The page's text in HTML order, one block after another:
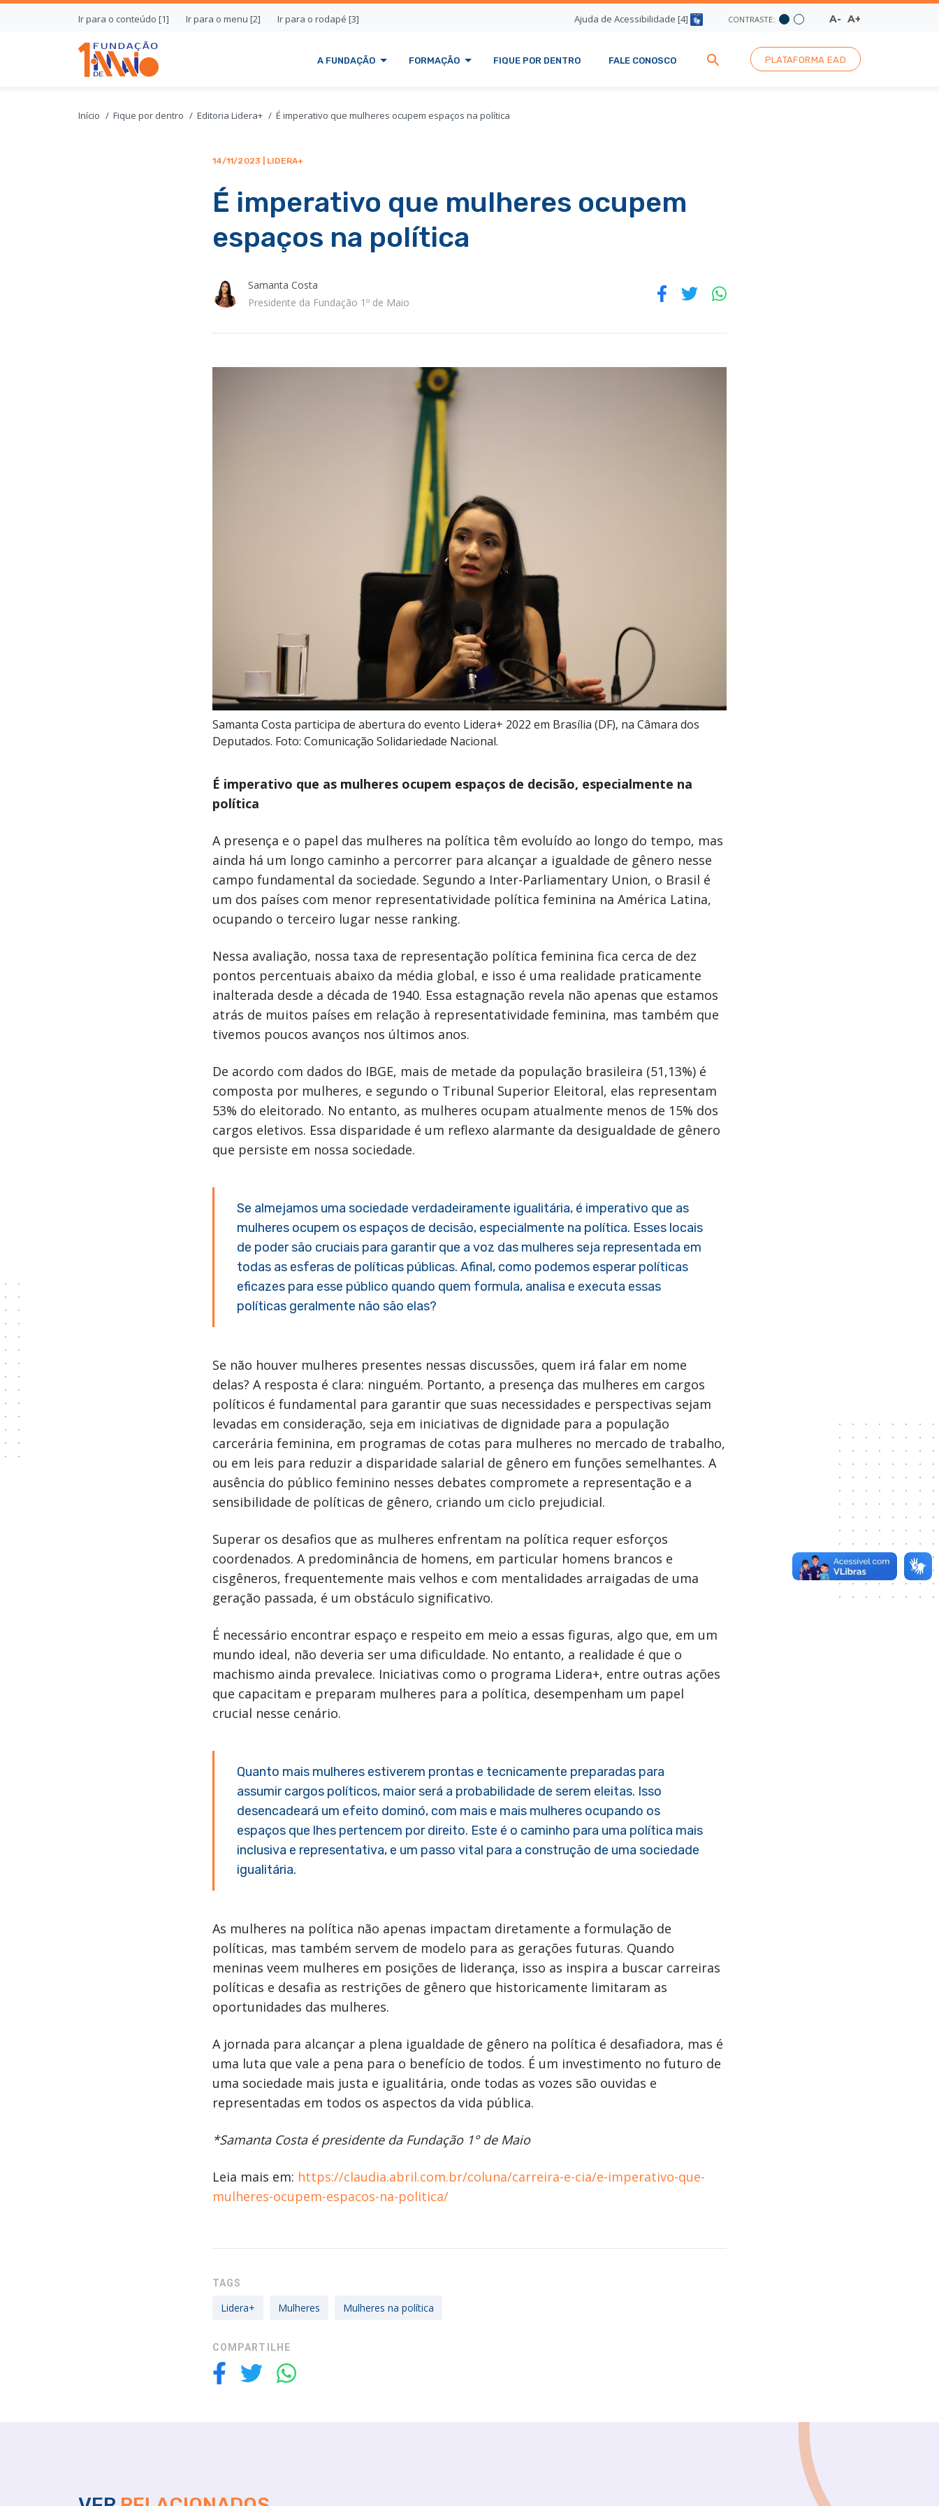
Ir para o conteúdo [1] Ir para o menu [2] Ir para o rodapé [3] Ajuda de Acessibilidade [4] CONTRASTE: A- A+
A FUNDAÇÃO FORMAÇÃO FIQUE POR DENTRO FALE CONOSCO PLATAFORMA EAD
Início Fique por dentro Editoria Lidera+ É imperativo que mulheres ocupem espaços na política
14/11/2023 | LIDERA+
É imperativo que mulheres ocupem
espaços na política
Samanta Costa
Presidente da Fundação 1º de Maio
Samanta Costa participa de abertura do evento Lidera+ 2022 em Brasília (DF), na Câmara dos
Deputados. Foto: Comunicação Solidariedade Nacional.
É imperativo que as mulheres ocupem espaços de decisão, especialmente na
política
A presença e o papel das mulheres na política têm evoluído ao longo do tempo, mas
ainda há um longo caminho a percorrer para alcançar a igualdade de gênero nesse
campo fundamental da sociedade. Segundo a Inter-Parliamentary Union, o Brasil é
um dos países com menor representatividade política feminina na América Latina,
ocupando o terceiro lugar nesse ranking.
Nessa avaliação, nossa taxa de representação política feminina fica cerca de dez
pontos percentuais abaixo da média global, e isso é uma realidade praticamente
inalterada desde a década de 1940. Essa estagnação revela não apenas que estamos
atrás de muitos países em relação à representatividade feminina, mas também que
tivemos poucos avanços nos últimos anos.
De acordo com dados do IBGE, mais de metade da população brasileira (51,13%) é
composta por mulheres, e segundo o Tribunal Superior Eleitoral, elas representam
53% do eleitorado. No entanto, as mulheres ocupam atualmente menos de 15% dos
cargos eletivos. Essa disparidade é um reflexo alarmante da desigualdade de gênero
que persiste em nossa sociedade.
Se almejamos uma sociedade verdadeiramente igualitária, é imperativo que as
mulheres ocupem os espaços de decisão, especialmente na política. Esses locais
de poder são cruciais para garantir que a voz das mulheres seja representada em
todas as esferas de políticas públicas. Afinal, como podemos esperar políticas
eficazes para esse público quando quem formula, analisa e executa essas
políticas geralmente não são elas?
Se não houver mulheres presentes nessas discussões, quem irá falar em nome
delas? A resposta é clara: ninguém. Portanto, a presença das mulheres em cargos
políticos é fundamental para garantir que suas necessidades e perspectivas sejam
levadas em consideração, seja em iniciativas de dignidade para a população
carcerária feminina, em programas de cotas para mulheres no mercado de trabalho,
ou em leis para reduzir a disparidade salarial de gênero em funções semelhantes. A
ausência do público feminino nesses debates compromete a representação e a
sensibilidade de políticas de gênero, criando um ciclo prejudicial.
Superar os desafios que as mulheres enfrentam na política requer esforços
coordenados. A predominância de homens, em particular homens brancos e
cisgêneros, frequentemente mais velhos e com mentalidades arraigadas de uma
geração passada, é um obstáculo significativo.
É necessário encontrar espaço e respeito em meio a essas figuras, algo que, em um
mundo ideal, não deveria ser uma dificuldade. No entanto, a realidade é que o
machismo ainda prevalece. Iniciativas como o programa Lidera+, entre outras ações
que capacitam e preparam mulheres para a política, desempenham um papel
crucial nesse cenário.
Quanto mais mulheres estiverem prontas e tecnicamente preparadas para
assumir cargos políticos, maior será a probabilidade de serem eleitas. Isso
desencadeará um efeito dominó, com mais e mais mulheres ocupando os
espaços que lhes pertencem por direito. Este é o caminho para uma política mais
inclusiva e representativa, e um passo vital para a construção de uma sociedade
igualitária.
As mulheres na política não apenas impactam diretamente a formulação de
políticas, mas também servem de modelo para as gerações futuras. Quando
meninas veem mulheres em posições de liderança, isso as inspira a buscar carreiras
políticas e desafia as restrições de gênero que historicamente limitaram as
oportunidades das mulheres.
A jornada para alcançar a plena igualdade de gênero na política é desafiadora, mas é
uma luta que vale a pena para o benefício de todos. É um investimento no futuro de
uma sociedade mais justa e igualitária, onde todas as vozes são ouvidas e
representadas em todos os aspectos da vida pública.
*Samanta Costa é presidente da Fundação 1° de Maio
Leia mais em: https://claudia.abril.com.br/coluna/carreira-e-cia/e-imperativo-que-
mulheres-ocupem-espacos-na-politica/
TAGS
Lidera+ Mulheres Mulheres na política
COMPARTILHE